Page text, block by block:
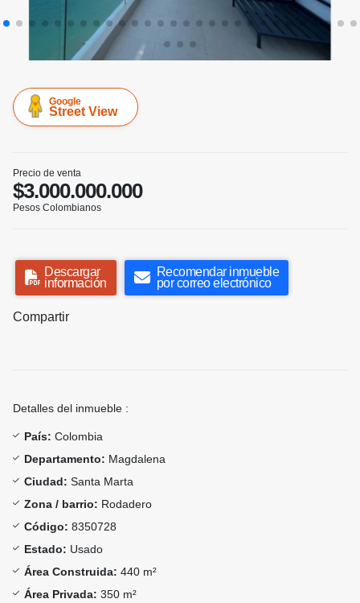
Google
Street View
Precio de venta
$3.000.000.000
Pesos Colombianos
Descargar
información
Recomendar inmueble
por correo electrónico
Compartir
Detalles del inmueble :
País: Colombia
Departamento: Magdalena
Ciudad: Santa Marta
Zona / barrio: Rodadero
Código: 8350728
Estado: Usado
Área Construida: 440 m²
Área Privada: 350 m²